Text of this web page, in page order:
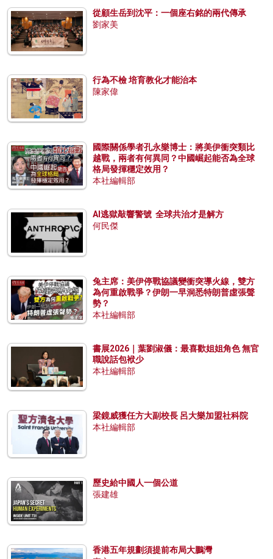
從顧生岳到沈平：一個座右銘的兩代傳承
劉家美
行為不檢 培育教化才能治本
陳家偉
國際關係學者孔永樂博士：將美伊衝突類比
越戰，兩者有何異同？中國崛起能否為全球
格局發揮穩定效用？
本社編輯部
AI逃獄敲響警號 全球共治才是解方
何民傑
兔主席：美伊停戰協議變衝突導火線，雙方
為何重啟戰爭？伊朗一早洞悉特朗普虛張聲
勢？
本社編輯部
書展2026｜葉劉淑儀：最喜歡姐姐角色 無官
職說話包袱少
本社編輯部
梁鏡威獲任方大副校長 呂大樂加盟社科院
本社編輯部
歷史給中國人一個公道
張建雄
香港五年規劃須提前布局大鵬灣